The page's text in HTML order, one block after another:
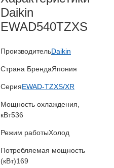
Daikin
EWAD540TZXS
ПроизводительDaikin
Страна БрендаЯпония
СерияEWAD-TZXS/XR
Мощность охлаждения,
кВт536
Режим работыХолод
Потребляемая мощность
(кВт)169